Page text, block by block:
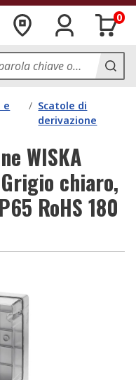
0
e
/ Scatole di
derivazione
WISKA
chiaro,
RoHS 180